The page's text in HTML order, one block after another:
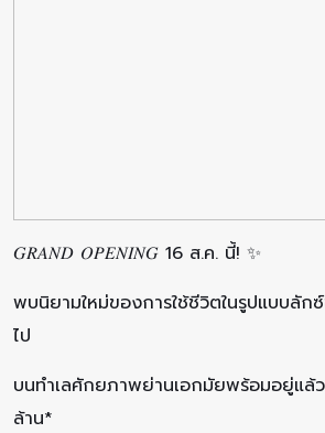
𝐺𝑅𝐴𝑁𝐷 𝑂𝑃𝐸𝑁𝐼𝑁𝐺 16 ส.ค. นี้! ✨
พบนิยามใหม่ของการใช้ชีวิตในรูปแบบลั
ไป
บนทำเลศักยภาพย่านเอกมัยพร้อมอยู่แล้
ล้าน*